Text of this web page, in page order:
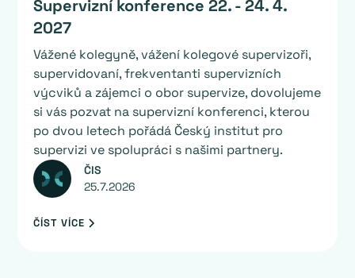
Supervizní konference 22. - 24. 4.
2027
Vážené kolegyně, vážení kolegové supervizoři,
supervidovaní, frekventanti supervizních
výcviků a zájemci o obor supervize, dovolujeme
si vás pozvat na supervizní konferenci, kterou
po dvou letech pořádá Český institut pro
supervizi ve spolupráci s našimi partnery.
ČIS
25.7.2026
ČÍST VÍCE